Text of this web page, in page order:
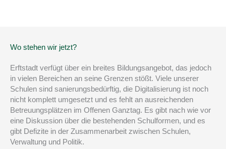
Wo stehen wir jetzt?
Erftstadt verfügt über ein breites Bildungsangebot, das jedoch
in vielen Bereichen an seine Grenzen stößt. Viele unserer
Schulen sind sanierungsbedürftig, die Digitalisierung ist noch
nicht komplett umgesetzt und es fehlt an ausreichenden
Betreuungsplätzen im Offenen Ganztag. Es gibt nach wie vor
eine Diskussion über die bestehenden Schulformen, und es
gibt Defizite in der Zusammenarbeit zwischen Schulen,
Verwaltung und Politik.